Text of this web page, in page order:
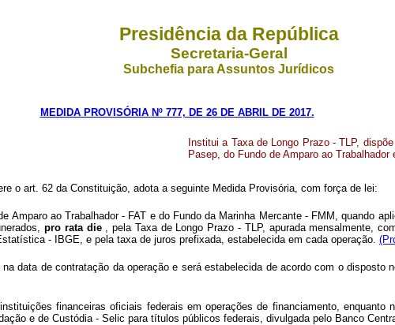
Presidência da República
Secretaria-Geral
Subchefia para Assuntos Jurídicos
MEDIDA PROVISÓRIA Nº 777, DE 26 DE ABRIL DE 2017.
Institui a Taxa de Longo Prazo - TLP,
Pasep, do Fundo de Amparo ao
o art. 62 da Constituição, adota a seguinte Medida Provisória, com força de lei:
Amparo ao Trabalhador - FAT e do Fundo da Marinha Mercante - FMM, quando
pro rata die , pela Taxa de Longo Prazo - TLP, apurada mensalmente,
- IBGE, e pela taxa de juros prefixada, estabelecida em cada operação.
data de contratação da operação e será estabelecida de acordo com o disposto
financeiras oficiais federais em operações de financiamento, enquanto
e de Custódia - Selic para títulos públicos federais, divulgada pelo Banco